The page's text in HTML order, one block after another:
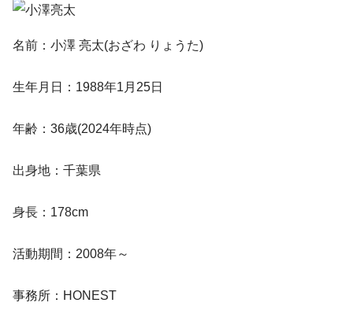
名前：小澤 亮太(おざわ りょうた)
生年月日：1988年1月25日
年齢：36歳(2024年時点)
出身地：千葉県
身長：178cm
活動期間：2008年～
事務所：HONEST